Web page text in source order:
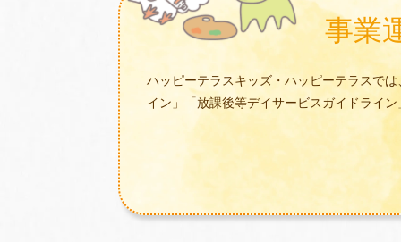
事業
ハッピーテラスキッズ・ハッピーテラスで
イン」「放課後等デイサービスガイドライ